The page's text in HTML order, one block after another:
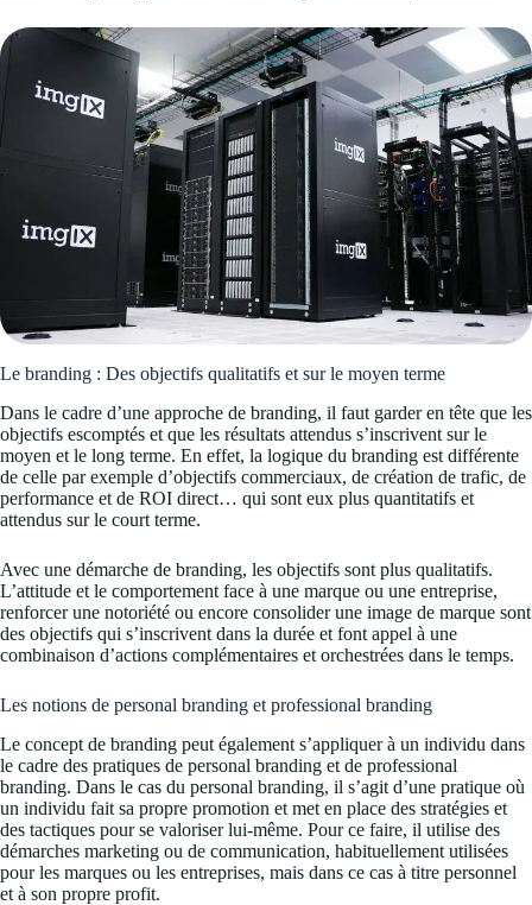
Le branding : Des objectifs qualitatifs et sur le moyen terme
Dans le cadre d’une approche de branding, il faut garder en tête que les
objectifs escomptés et que les résultats attendus s’inscrivent sur le
moyen et le long terme. En effet, la logique du branding est différente
de celle par exemple d’objectifs commerciaux, de création de trafic, de
performance et de ROI direct… qui sont eux plus quantitatifs et
attendus sur le court terme.
Avec une démarche de branding, les objectifs sont plus qualitatifs.
L’attitude et le comportement face à une marque ou une entreprise,
renforcer une notoriété ou encore consolider une image de marque sont
des objectifs qui s’inscrivent dans la durée et font appel à une
combinaison d’actions complémentaires et orchestrées dans le temps.
Les notions de personal branding et professional branding
Le concept de branding peut également s’appliquer à un individu dans
le cadre des pratiques de personal branding et de professional
branding. Dans le cas du personal branding, il s’agit d’une pratique où
un individu fait sa propre promotion et met en place des stratégies et
des tactiques pour se valoriser lui-même. Pour ce faire, il utilise des
démarches marketing ou de communication, habituellement utilisées
pour les marques ou les entreprises, mais dans ce cas à titre personnel
et à son propre profit.